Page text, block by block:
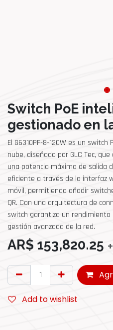
Switch PoE
gestionado en
El G6310PF-8-120W es un
nube, diseñado por GLC Tec,
una potencia máxima de salida
eficiente a través de la interfaz
móvil, permitiendo añadir
QR. Con una arquitectura de
switch garantiza un rendimiento
gestión avanzada de la red.
AR$ 153,820.25
Add to wishlist